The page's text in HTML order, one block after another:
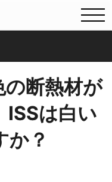
の断熱材が
ISSは白い
か？